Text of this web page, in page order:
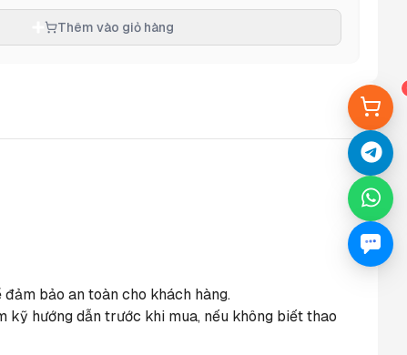
Thêm vào giỏ hàng
bảo an toàn cho khách hàng.
kỹ hướng dẫn trước khi mua, nếu không biết thao